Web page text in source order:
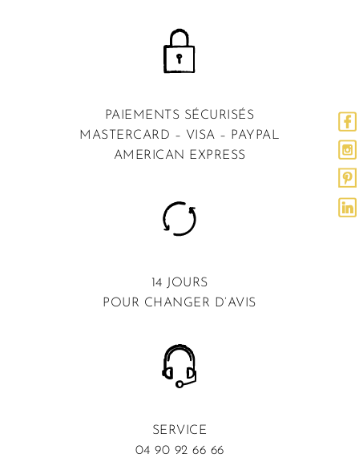
PAIEMENTS SÉCURISÉS
MASTERCARD – VISA – PAYPAL
AMERICAN EXPRESS
14 JOURS
POUR CHANGER D’AVIS
SERVICE
04 90 92 66 66